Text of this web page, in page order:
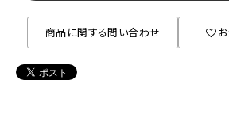
商品に関する問い合わせ